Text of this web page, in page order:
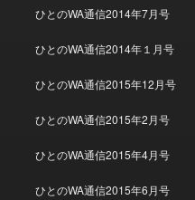
ひとのWA通信2014年7月号
ひとのWA通信2014年１月号
ひとのWA通信2015年12月号
ひとのWA通信2015年2月号
ひとのWA通信2015年4月号
ひとのWA通信2015年6月号